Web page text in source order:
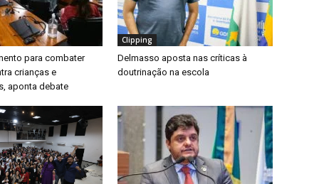
para combater
crianças e
aponta debate
Clipping
Delmasso aposta nas críticas à
doutrinação na escola